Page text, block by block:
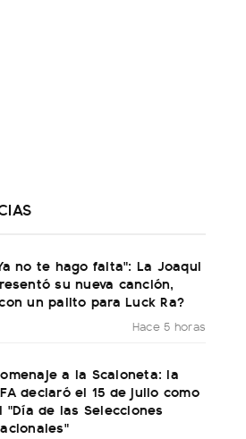
no te hago falta": La Joaqui
su nueva canción,
un palito para Luck Ra?
Hace 5 horas
a la Scaloneta: la
declaró el 15 de julio como
"Día de las Selecciones